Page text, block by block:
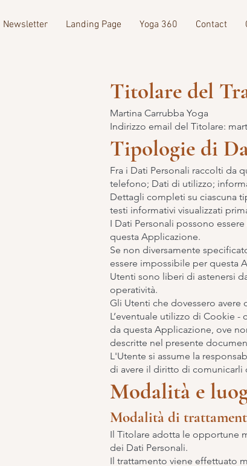
Newsletter Landing Page Yoga 360 Contact
Titolare del
Martina Carrubba Yoga
Indirizzo email del Titolare:
Tipologie di
Fra i Dati Personali raccolti da
telefono; Dati di utilizzo;
Dettagli completi su ciascuna
testi informativi visualizzati
I Dati Personali possono
questa Applicazione.
Se non diversamente
essere impossibile per questa
Utenti sono liberi di astenersi
operatività.
Gli Utenti che dovessero
L’eventuale utilizzo di Cookie
da questa Applicazione, ove
descritte nel presente
L'Utente si assume la
di avere il diritto di comunicarli
Modalità e
Modalità di
Il Titolare adotta le opportune
dei Dati Personali.
Il trattamento viene effettuato